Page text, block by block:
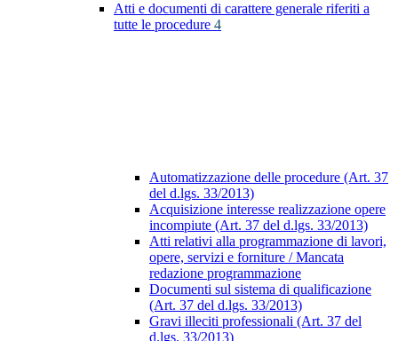
Atti e documenti di carattere generale riferiti a
tutte le procedure 4
Automatizzazione delle procedure (Art. 37
del d.lgs. 33/2013)
Acquisizione interesse realizzazione opere
incompiute (Art. 37 del d.lgs. 33/2013)
Atti relativi alla programmazione di lavori,
opere, servizi e forniture / Mancata
redazione programmazione
Documenti sul sistema di qualificazione
(Art. 37 del d.lgs. 33/2013)
Gravi illeciti professionali (Art. 37 del
d.lgs. 33/2013)